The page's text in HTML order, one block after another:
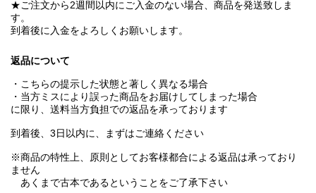
★ご注文から2週間以内にご入金のない場合、商品を発送致しま
す。
到着後に入金をよろしくお願いします。
返品について
・こちらの提示した状態と著しく異なる場合
・当方ミスにより誤った商品をお届けしてしまった場合
に限り、送料当方負担での返品を承っております
到着後、3日以内に、まずはご連絡ください
※商品の特性上、原則としてお客様都合による返品は承っており
ません
あくまで古本であるということをご了承下さい